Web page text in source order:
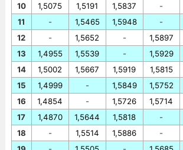
10
11
12
13
14
15
16
17
18
1,5075
-
-
1,4955
1,5002
1,4999
1,4854
1,4870
-
1,5191
1,5465
1,5652
1,5539
1,5667
-
-
1,5644
1,5514
1,5837
1,5948
-
-
1,5919
1,5849
1,5726
1,5818
1,5886
-
-
1,5897
1,5929
1,5815
1,5752
1,5714
-
-